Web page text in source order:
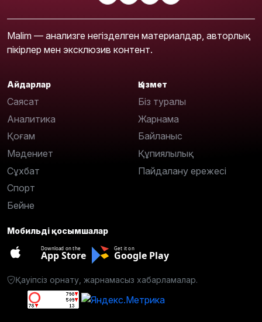
Malim — анализге негізделген материалдар, авторлық
пікірлер мен эксклюзив контент.
Айдарлар
Саясат
Аналитика
Қоғам
Мәдениет
Сұхбат
Спорт
Бейне
Қызмет
Біз туралы
Жарнама
Байланыс
Құпиялылық
Пайдалану ережесі
Мобильді қосымшалар
Download on the
App Store
Get it on
Google Play
Қауіпсіз орнату, жарнамасыз хабарламалар.